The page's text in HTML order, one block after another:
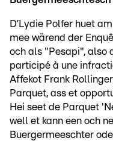
D’Lydie Polfer huet
mee wärend der
och als "Pesapi", also
participé à une
Affekot Frank
Parquet, ass et
Hei seet de Parquet
well et kann een och
Buergermeeschter